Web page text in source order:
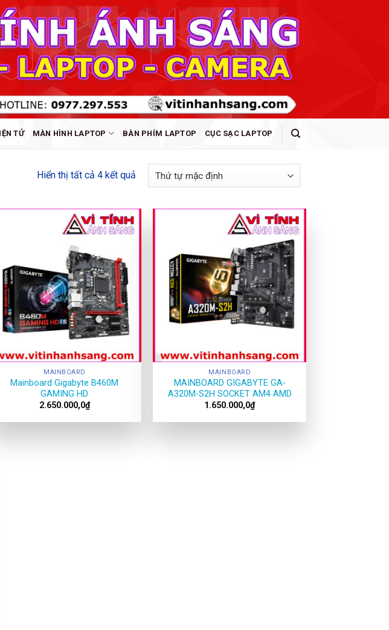
TỬ MÀN HÌNH LAPTOP BÀN PHÍM LAPTOP CỤC SẠC LAPTOP
Hiển thị tất cả 4 kết quả
MAINBOARD
Mainboard Gigabyte B460M
GAMING HD
2.650.000,0₫
MAINBOARD
MAINBOARD GIGABYTE GA-
A320M-S2H SOCKET AM4 AMD
1.650.000,0₫